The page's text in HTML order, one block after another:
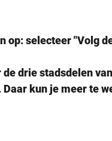
op: selecteer "Volg
drie stadsdelen
kun je meer te